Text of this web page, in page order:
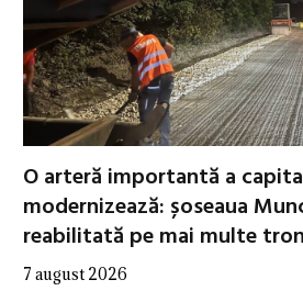
O arteră importantă a
modernizează: șoseaua
reabilitată pe mai multe
7 august 2026